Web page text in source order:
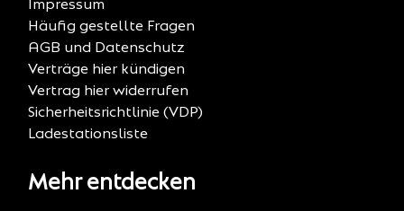
Impressum
Häufig gestellte Fragen
AGB und Datenschutz
Verträge hier kündigen
Vertrag hier widerrufen
Sicherheitsrichtlinie (VDP)
Ladestationsliste
Mehr entdecken